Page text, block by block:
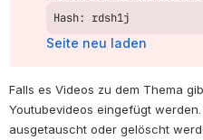
Hash: rdsh1j
Seite neu laden
Falls es Videos zu dem Thema
Youtubevideos eingefügt
ausgetauscht oder gelöscht